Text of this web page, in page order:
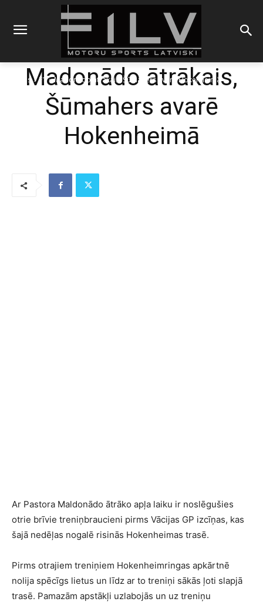
Sākums F1 Madonādo ātrākais, Šūmahers avarē Hokenheimā
Madonādo ātrākais,
Šūmahers avarē
Hokenheimā
Ar Pastora Maldonādo ātrāko apļa laiku ir noslēgušies
otrie brīvie treniņbraucieni pirms Vācijas GP izcīņas, kas
šajā nedēļas nogalē risinās Hokenheimas trasē.
Pirms otrajiem treniņiem Hokenheimringas apkārtnē
nolija spēcīgs lietus un līdz ar to treniņi sākās ļoti slapjā
trasē. Pamazām apstākļi uzlabojās un uz treniņu